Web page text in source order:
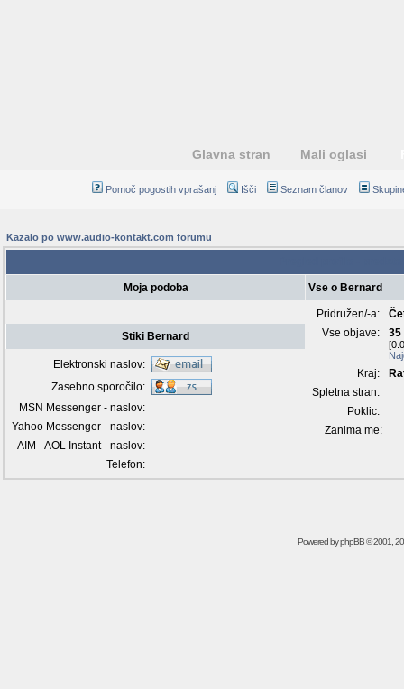
Glavna stran Mali oglasi
Pomoč pogostih vprašanj Išči Seznam članov
Kazalo po www.audio-kontakt.com forumu
Moja podoba Vse o Bernard
Pridružen/-a:
Vse objave:
35
Kraj:
Spletna stran:
Poklic:
Zanima me:
Stiki Bernard
Elektronski naslov:
Zasebno sporočilo:
MSN Messenger - naslov:
Yahoo Messenger - naslov:
AIM - AOL Instant - naslov:
Telefon:
Powered byphpBB© 2001,